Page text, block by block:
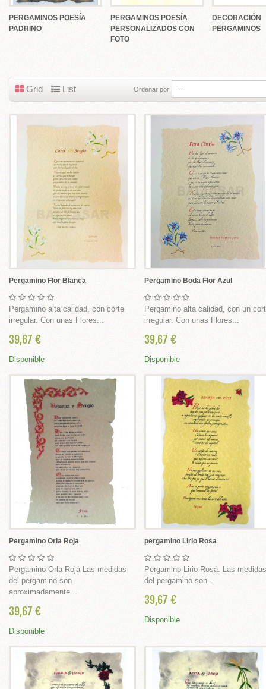
PERGAMINOS POESÍA
PADRINO
PERGAMINOS POESÍA
PERSONALIZADOS CON
FOTO
DECORACIÓN
PERGAMINOS
Grid List Ordenar por
Pergamino Flor Blanca
Pergamino alta calidad, con corte
irregular. Con unas Flores...
39,67 €
Disponible
Pergamino Boda Flor Azul
Pergamino alta calidad, con un
irregular. Con unas Flores...
39,67 €
Disponible
Pergamino Orla Roja
Pergamino Orla Roja Las medidas
del pergamino son
aproximadamente...
39,67 €
Disponible
pergamino Lirio Rosa
Pergamino Lirio Rosa. Las
del pergamino son...
39,67 €
Disponible
y Portafotos Personalizados
Tradicionales
Do It Yourself
Comunión
Comunión
cestas, bandejas cintas y flores
SHOWER
BAUTIZO Y NACIMIENTO DIY
BABY SHOWER
SHOWER
BAUTIZO